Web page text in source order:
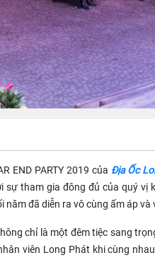
END PARTY 2019 của Địa Ốc
sự tham gia đông đủ của quý
đã diễn ra vô cùng ấm áp và
chỉ là một đêm tiệc sang
viên Long Phát khi cùng